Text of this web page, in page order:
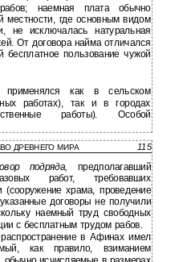
наемная плата обычно
местности, где основным видом
не исключалась натуральная
От договора найма отличался
бесплатное пользование чужой
применялся как в сельском
работах), так и в городах
работы). Особой
ДРЕВНЕГО МИРА 115
подряда,предполагавший
работ, требовавших
(сооружение храма, проведение
договоры не получили
наемный труд свободных
с бесплатным трудом рабов.
в Афинах имел
как правило, взиманием